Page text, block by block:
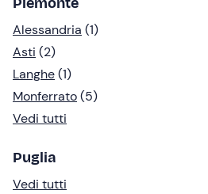
Alessandria (1)
Asti (2)
Langhe(1)
Monferrato(5)
Vedi tutti
Puglia
Vedi tutti